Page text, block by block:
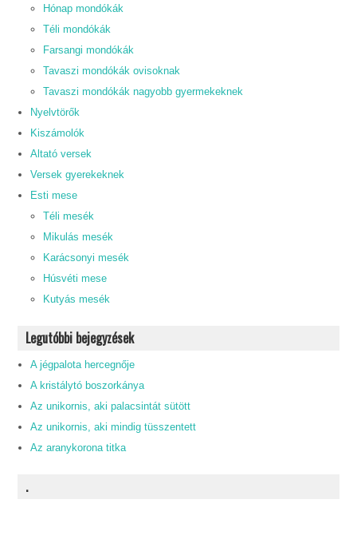
Hónap mondókák
Téli mondókák
Farsangi mondókák
Tavaszi mondókák ovisoknak
Tavaszi mondókák nagyobb gyermekeknek
Nyelvtörők
Kiszámolók
Altató versek
Versek gyerekeknek
Esti mese
Téli mesék
Mikulás mesék
Karácsonyi mesék
Húsvéti mese
Kutyás mesék
Legutóbbi bejegyzések
A jégpalota hercegnője
A kristálytó boszorkánya
Az unikornis, aki palacsintát sütött
Az unikornis, aki mindig tüsszentett
Az aranykorona titka
.